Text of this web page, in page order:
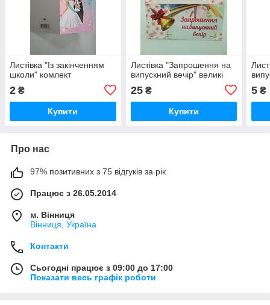
Листівка "Із закінченням
школи" комлект
2 ₴
Купити
Листівка "Запрошення на
випускний вечір" великі
25₴
Купити
5 ₴
Про нас
97% позитивних з 75 відгуків за рік
Працює з 26.05.2014
м. Вінниця
Вінниця, Україна
Контакти
Сьогодні працює з 09:00 до 17:00
Показати весь графік роботи